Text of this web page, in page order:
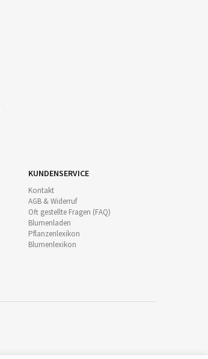
KUNDENSERVICE
Kontakt
AGB & Widerruf
Oft gestellte Fragen (FAQ)
Blumenladen
Pflanzenlexikon
Blumenlexikon